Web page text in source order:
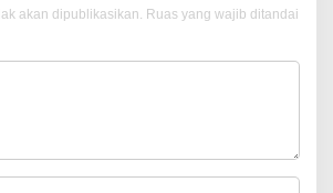
akan dipublikasikan. Ruas yang wajib ditandai